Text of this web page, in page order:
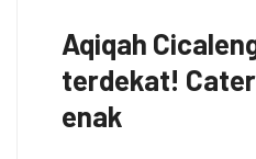
Aqiqah
terdekat!
enak